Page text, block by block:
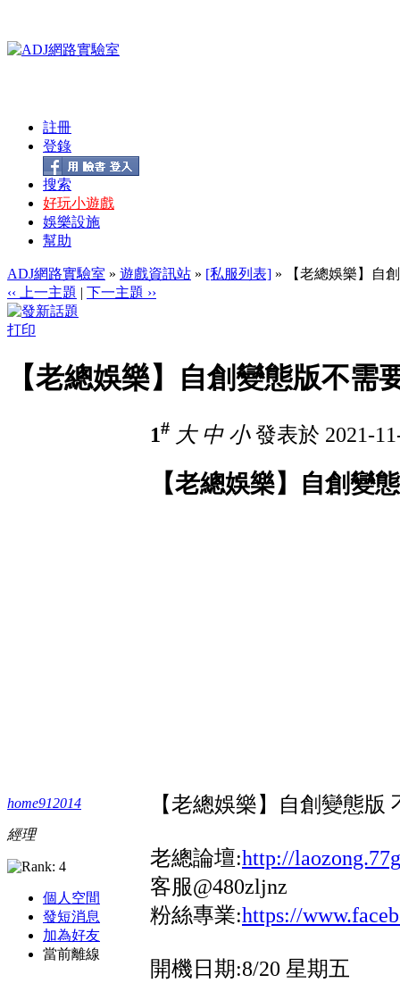
註冊
登錄
搜索
好玩小遊戲
娛樂設施
幫助
ADJ網路實驗室 » 遊戲資訊站 » [私服列表] » 【老總娛樂】自
‹‹ 上一主題 | 下一主題 ››
打印
【老總娛樂】自創變態版不需
home912014
經理
個人空間
發短消息
加為好友
當前離線
1# 大 中 小發表於 2021-
【老總娛樂】自創變
【老總娛樂】自創變態
老總論壇:http://
客服@480zljnz
粉絲專業:https://
開機日期:8/20 星期五